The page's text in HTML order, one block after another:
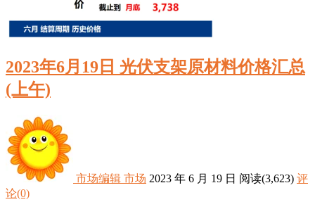
2023年6月19日 光伏支架原材料价格汇总
(上午)
市场编辑 市场 2023 年 6 月 19 日 阅读(3,623) 评
论(0)